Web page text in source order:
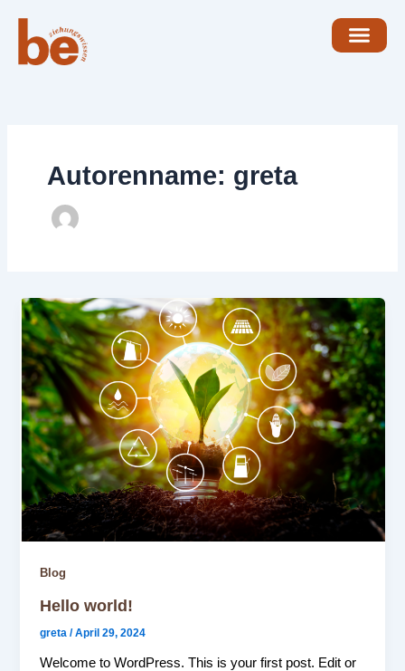
springen
Autorenname: greta
Blog
Hello world!
greta/April 29, 2024
Welcome to WordPress. This is your first post. Edit or